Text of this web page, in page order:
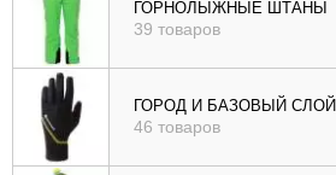
убыв
ГОРНОЛЫЖНЫЕ ШТАНЫ
39 товаров
ГОРОД И БАЗОВЫЙ СЛОЙ
46 товаров